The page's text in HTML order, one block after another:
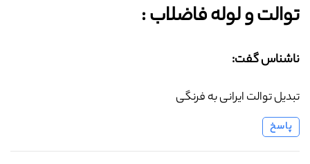
توالت و لوله فاضلاب :‌
ناشناس گفت:
تبدیل توالت ایرانی به فرنگی
پاسخ